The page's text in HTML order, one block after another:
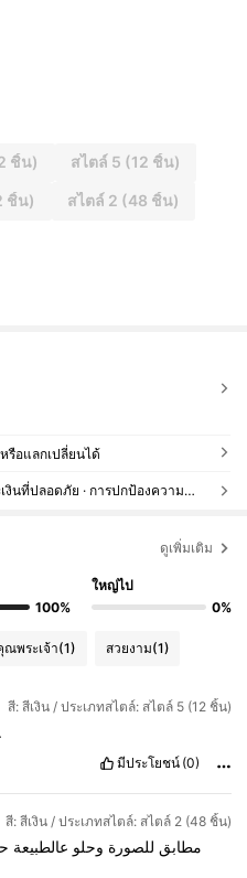
แม่
ชิ้น) สไตล์ 5 (12 ชิ้น)
ชิ้น) สไตล์ 2 (48 ชิ้น)
อแลกเปลี่ยนได้
มีบริการเก็บเงินปลายทาง · การชำระเงินที่ปลอดภัย · การปกป้องความเป็นส่วนตัว
ดูเพิ่มเติม
100%
ใหญ่ไป
0%
พระเจ้า(1) สวยงาม(1)
สี: สีเงิน / ประเภทสไตล์: สไตล์ 5 (12 ชิ้น)
.
มีประโยชน์ (0)
สี: สีเงิน / ประเภทสไตล์: สไตล์ 2 (48 ชิ้น)
مطابق للصورة وحلو عالطبيعة